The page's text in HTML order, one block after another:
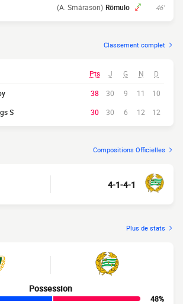
46'
Rômulo
(A. Smárason)
Classement complet
Pts J G N D
38 30 9 11
10
S 30 30 6 12 12
Compositions Officielles
4-1-4-1
Plus de stats
Possession
48%